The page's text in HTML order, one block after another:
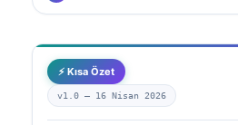
⚡ Kısa Özet
v1.0 — 16 Nisan 2026